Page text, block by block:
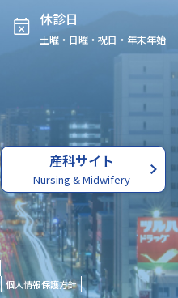
休診日
土曜・日曜・祝日・年末年始
産科サイト
Nursing & Midwifery
個人情報保護方針